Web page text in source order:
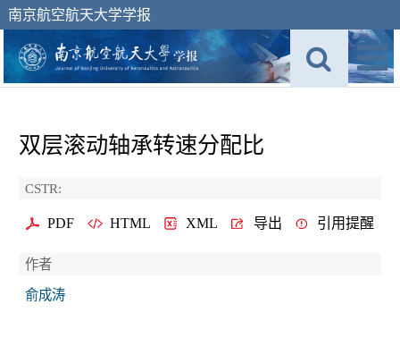
南京航空航天大学学报
双层滚动轴承转速分配比
CSTR:
PDF HTML XML 导出 引用提醒
作者
俞成涛